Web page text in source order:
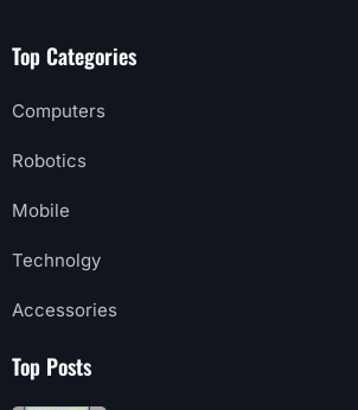
Top Categories
Computers
Robotics
Mobile
Technolgy
Accessories
Top Posts